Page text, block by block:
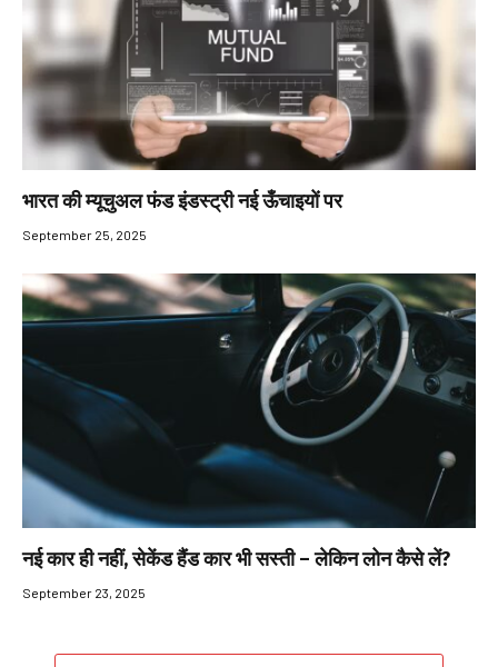
भारत की म्यूचुअल फंड इंडस्ट्री नई ऊँचाइयों पर
September 25, 2025
नई कार ही नहीं, सेकेंड हैंड कार भी सस्ती – लेकिन लोन कैसे लें?
September 23, 2025